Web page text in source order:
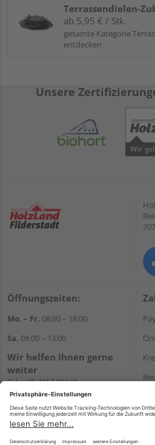
Terrassendielen-
ab 5,95 € / Stk.
gesamte Kategorie
entdecken
Unsere
Öffnungszeiten:
Mo. – Fr. 08:00 – 18:00
Sa. 08:00 – 13:00
Wir helfen Ihnen gerne
weiter
Tel.:+49 7157 88240
E-Mail:shop@holzland-
filderstadt.de